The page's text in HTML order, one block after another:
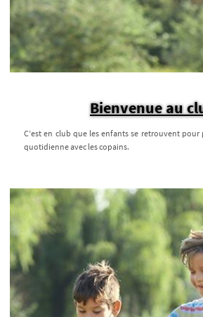
Bienvenue au
C’est en club que les enfants se retrouvent
quotidienne avec les copains.